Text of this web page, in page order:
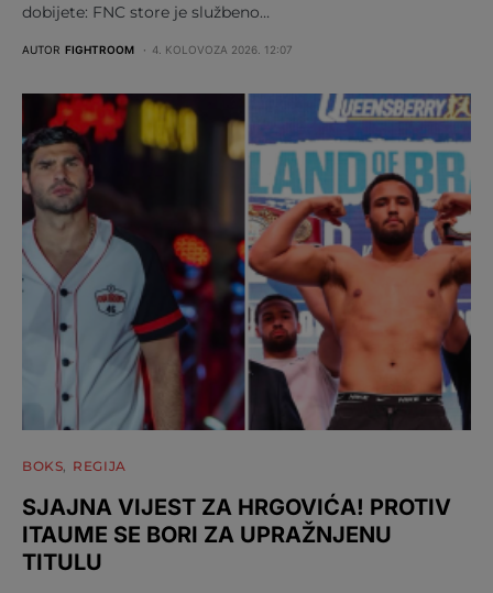
dobijete: FNC store je službeno…
AUTOR FIGHTROOM 4. KOLOVOZA 2026. 12:07
BOKS REGIJA
SJAJNA VIJEST ZA HRGOVIĆA! PROTIV
ITAUME SE BORI ZA UPRAŽNJENU
TITULU